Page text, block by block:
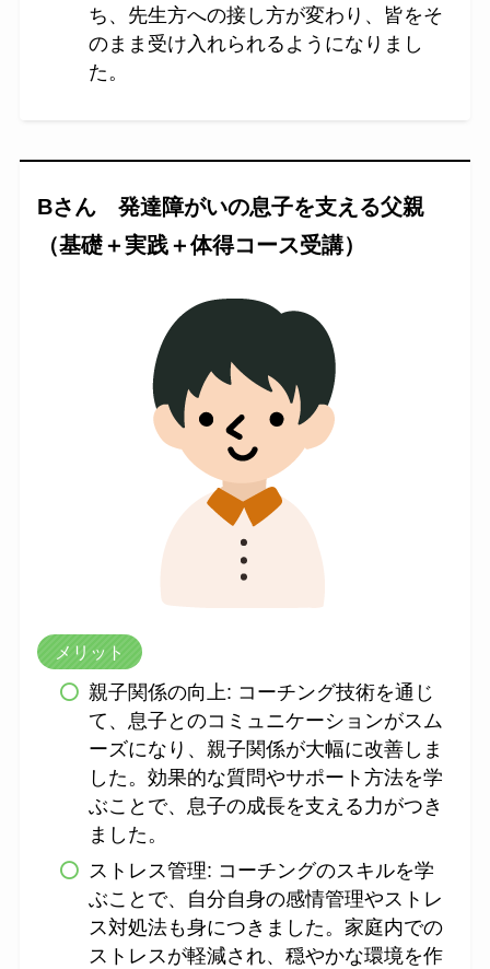
ち、先生方への接し方が変わり、皆をそ
のまま受け入れられるようになりまし
た。
Bさん 発達障がいの息子を支える父親
（基礎＋実践＋体得コース受講）
メリット
親子関係の向上: コーチング技術を通じ
て、息子とのコミュニケーションがスム
ーズになり、親子関係が大幅に改善しま
した。効果的な質問やサポート方法を学
ぶことで、息子の成長を支える力がつき
ました。
ストレス管理: コーチングのスキルを学
ぶことで、自分自身の感情管理やストレ
ス対処法も身につきました。家庭内での
ストレスが軽減され、穏やかな環境を作